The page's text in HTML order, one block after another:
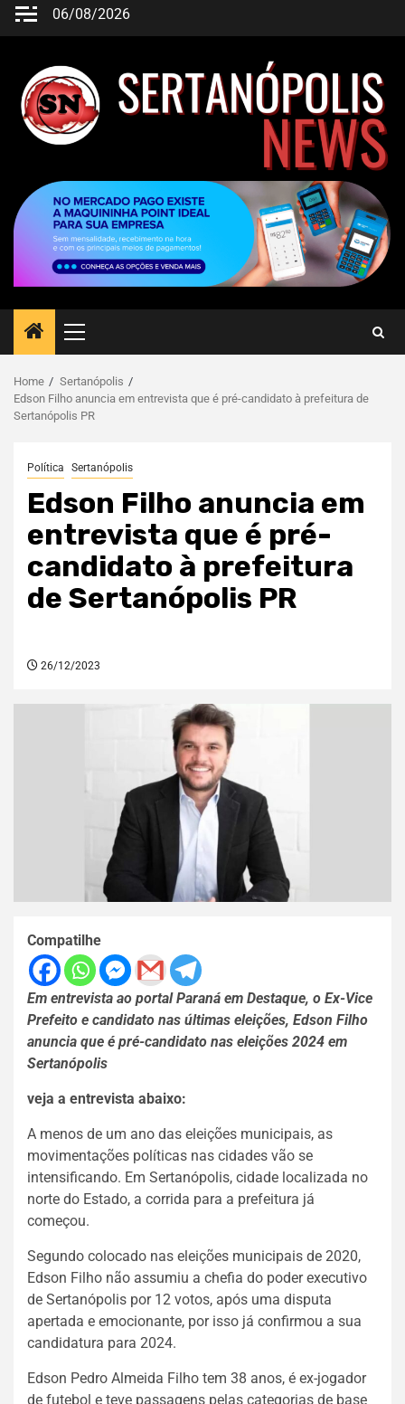
06/08/2026
Home
Sertanópolis
Edson Filho anuncia em entrevista que é pré-candidato à prefeitura de
Sertanópolis PR
Política Sertanópolis
Edson Filho anuncia em
entrevista que é pré-
candidato à prefeitura
de Sertanópolis PR
26/12/2023
Compatilhe
Em entrevista ao portal Paraná em Destaque, o Ex-Vice
Prefeito e candidato nas últimas eleições, Edson Filho
anuncia que é pré-candidato nas eleições 2024 em
Sertanópolis
veja a entrevista abaixo:
A menos de um ano das eleições municipais, as
movimentações políticas nas cidades vão se
intensificando. Em Sertanópolis, cidade localizada no
norte do Estado, a corrida para a prefeitura já
começou.
Segundo colocado nas eleições municipais de 2020,
Edson Filho não assumiu a chefia do poder executivo
de Sertanópolis por 12 votos, após uma disputa
apertada e emocionante, por isso já confirmou a sua
candidatura para 2024.
Edson Pedro Almeida Filho tem 38 anos, é ex-jogador
de futebol e teve passagens pelas categorias de base